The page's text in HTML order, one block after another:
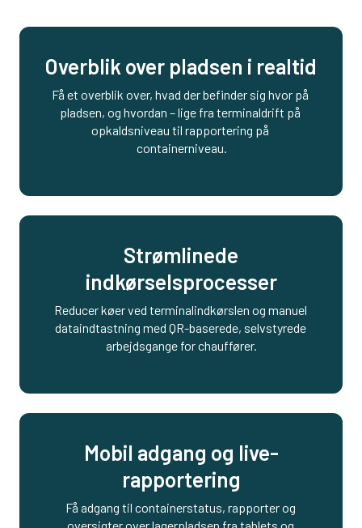
Overblik over pladsen i realtid
Få et overblik over, hvad der befinder sig hvor på
pladsen, og hvordan – lige fra terminaldrift på
opkaldsniveau til rapportering på
containerniveau.
Strømlinede
indkørselsprocesser
Reducer køer ved terminalindkørslen og manuel
dataindtastning med QR-baserede, selvstyrede
arbejdsgange for chauffører.
Mobil adgang og live-
rapportering
Få adgang til containerstatus, rapporter og